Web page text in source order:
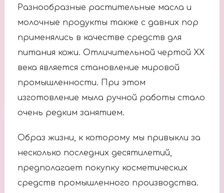
Разнообразные растительные масла и
молочные продукты также с давних пор
применялись в качестве средств для
питания кожи. Отличительной чертой XX
века является становление мировой
промышленности. При этом
изготовление мыла ручной работы стало
очень редким занятием.
Образ жизни, к которому мы привыкли за
несколько последних десятилетий,
предполагает покупку косметических
средств промышленного производства.